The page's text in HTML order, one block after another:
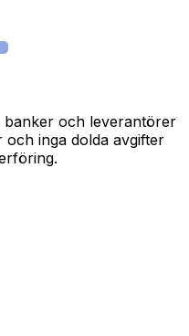
banker och leverantörer
inga dolda avgifter